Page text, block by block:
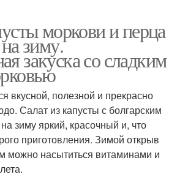
моркови и перца
зиму.
закуска со сладким
вкусной, полезной и прекрасно
Салат из капусты с болгарским
зиму яркий, красочный и, что
приготовления. Зимой открыв
можно насытиться витаминами и